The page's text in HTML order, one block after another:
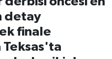
detay
finale
Teksas'ta